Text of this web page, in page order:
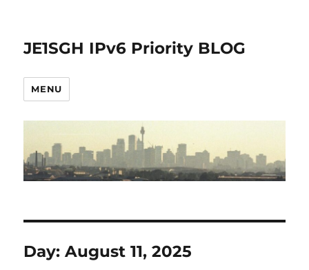
JE1SGH IPv6 Priority BLOG
MENU
Day:August 11, 2025